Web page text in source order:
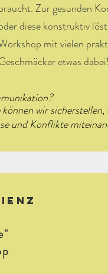
Zur gesunden
diese konstruktiv
mit vielen
etwas
?
wir sicherstellen,
und Konflikte